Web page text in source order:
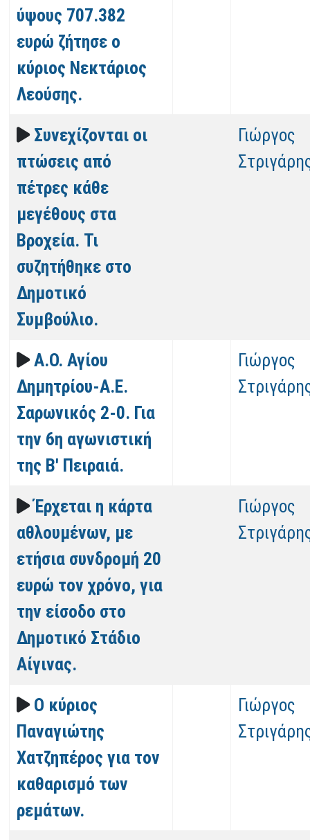
ύψους 707.382
ευρώ ζήτησε ο
κύριος Νεκτάριος
Λεούσης.
Συνεχίζονται οι
πτώσεις από
πέτρες κάθε
μεγέθους στα
Βροχεία. Τι
συζητήθηκε στο
Δημοτικό
Συμβούλιο.
Γιώργος
Α.Ο. Αγίου
Δημητρίου-Α.Ε.
Σαρωνικός 2-0. Για
την 6η αγωνιστική
της Β' Πειραιά.
Γιώργος
Έρχεται η κάρτα
αθλουμένων, με
ετήσια συνδρομή 20
ευρώ τον χρόνο, για
την είσοδο στο
Δημοτικό Στάδιο
Αίγινας.
Γιώργος
Ο κύριος
Παναγιώτης
Χατζηπέρος για τον
καθαρισμό των
ρεμάτων.
Γιώργος